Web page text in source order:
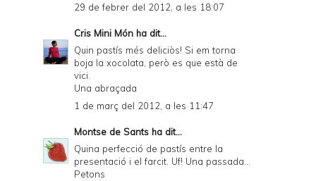
29 de febrer del 2012, a les 18:07
Cris Mini Món ha dit...
Quin pastís més deliciòs! Si em torna
boja la xocolata, però es que està de
vici.
Una abraçada
1 de març del 2012, a les 11:47
Montse de Sants ha dit...
Quina perfecció de pastís entre la
presentació i el farcit. Uf! Una passada...
Petons